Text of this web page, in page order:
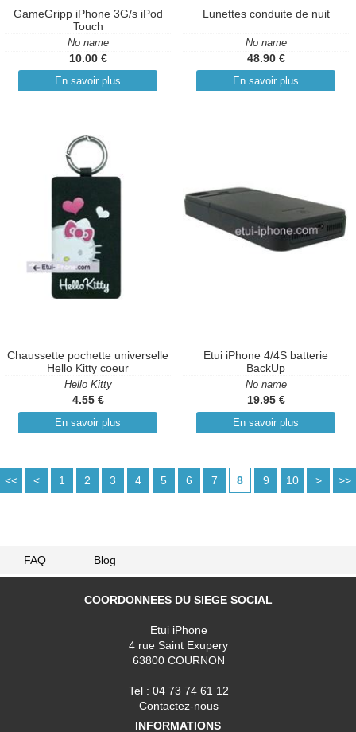
GameGripp iPhone 3G/s iPod
Touch
No name
10.00 €
En savoir plus
Lunettes conduite de nuit
No name
48.90 €
En savoir plus
Chaussette pochette universelle
Hello Kitty coeur
Hello Kitty
4.55 €
En savoir plus
Etui iPhone 4/4S batterie
BackUp
No name
19.95 €
En savoir plus
<< < 1 2 3 4 5 6 7 8 9 10 > >>
FAQ Blog
COORDONNEES DU SIEGE SOCIAL
Etui iPhone
4 rue Saint Exupery
63800 COURNON
Tel : 04 73 74 61 12
Contactez-nous
INFORMATIONS